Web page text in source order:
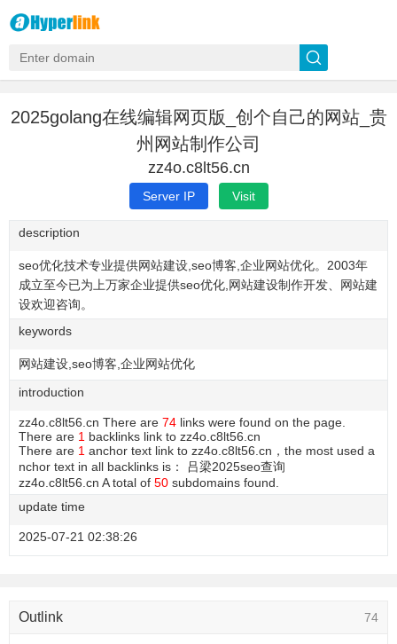
2025golang在线编辑网页版_创个自己的网站_贵
州网站制作公司
zz4o.c8lt56.cn
Server IP Visit
description
seo优化技术专业提供网站建设,seo博客,企业网站优化。2003年
成立至今已为上万家企业提供seo优化,网站建设制作开发、网站建
设欢迎咨询。
keywords
网站建设,seo博客,企业网站优化
introduction
zz4o.c8lt56.cn There are 74 links were found on the page.
There are 1 backlinks link to zz4o.c8lt56.cn
There are 1 anchor text link to zz4o.c8lt56.cn，the most used a
nchor text in all backlinks is： 吕梁2025seo查询
zz4o.c8lt56.cn A total of 50 subdomains found.
update time
2025-07-21 02:38:26
74
Outlink